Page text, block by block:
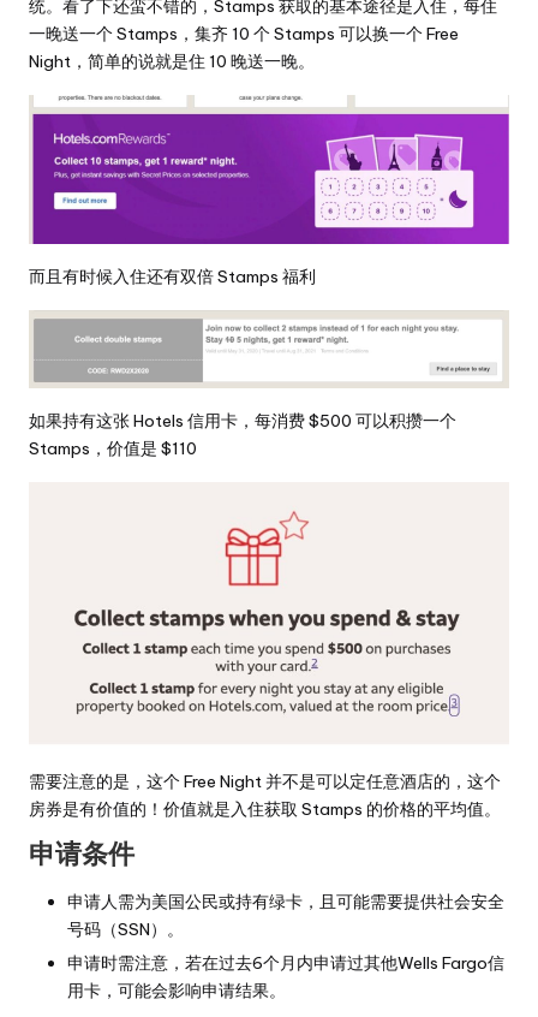
统。看了下还蛮不错的，Stamps 获取的基本途径是入住，每住
一晚送一个 Stamps，集齐 10 个 Stamps 可以换一个 Free
Night，简单的说就是住 10 晚送一晚。
而且有时候入住还有双倍 Stamps 福利
如果持有这张 Hotels 信用卡，每消费 $500 可以积攒一个
Stamps，价值是 $110
需要注意的是，这个 Free Night 并不是可以定任意酒店的，这个
房券是有价值的！价值就是入住获取 Stamps 的价格的平均值。
申请条件
申请人需为美国公民或持有绿卡，且可能需要提供社会安全
号码（SSN）。
申请时需注意，若在过去6个月内申请过其他Wells Fargo信
用卡，可能会影响申请结果。